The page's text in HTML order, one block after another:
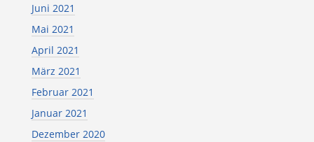
Juni 2021
Mai 2021
April 2021
März 2021
Februar 2021
Januar 2021
Dezember 2020